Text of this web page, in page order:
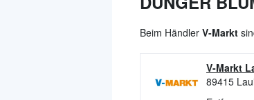
Beim Händler V-Markt
V-Markt
89415